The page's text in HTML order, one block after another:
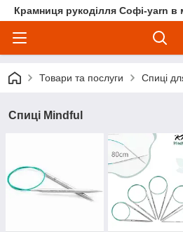
Крамниця рукоділля Софі-yarn в
Товари та послуги Спиці
Спиці Mindful